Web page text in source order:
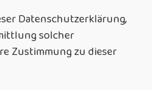
Datenschutzerklärung,
solcher
Zustimmung zu dieser